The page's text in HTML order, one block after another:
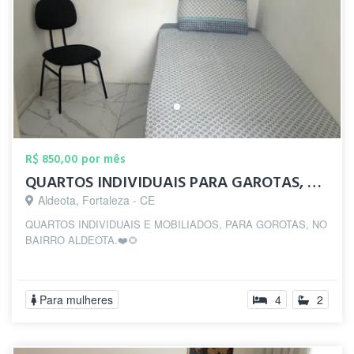
R$ 850,00 por mês
QUARTOS INDIVIDUAIS PARA GAROTAS, NA ALD...
Aldeota, Fortaleza - CE
QUARTOS INDIVIDUAIS E MOBILIADOS, PARA GOROTAS, NO
BAIRRO ALDEOTA.❤️🌻
Para mulheres 4 2